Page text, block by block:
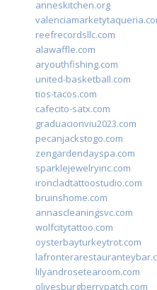
anneskitchen.org
reefrecordsllc.com
alawaffle.com
aryouthfishing.com
united-basketball.com
tios-tacos.com
cafecito-satx.com
graduacionviu2023.com
pecanjackstogo.com
zengardendayspa.com
sparklejewelryinc.com
ironcladtattoostudio.com
bruinshome.com
annascleaningsvc.com
wolfcitytattoo.com
oysterbayturkeytrot.com
lilyandrosetearoom.com
olivesburgberrypatch.com